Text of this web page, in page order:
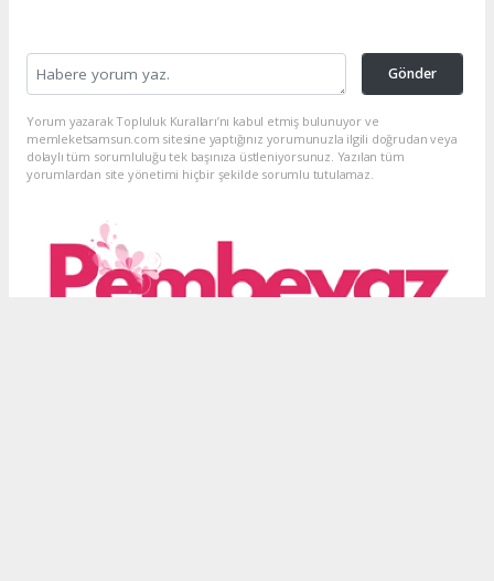
Gönder
Yorum yazarak Topluluk Kuralları’nı kabul etmiş bulunuyor ve
memleketsamsun.com sitesine yaptığınız yorumunuzla ilgili doğrudan veya
dolaylı tüm sorumluluğu tek başınıza üstleniyorsunuz. Yazılan tüm
yorumlardan site yönetimi hiçbir şekilde sorumlu tutulamaz.